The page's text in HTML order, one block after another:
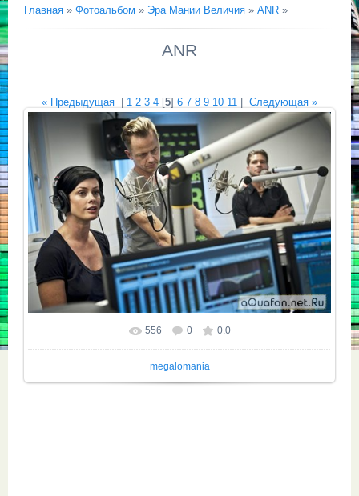
Главная » Фотоальбом » Эра Мании Величия » ANR »
ANR
« Предыдущая 1 2 3 4 [5] 6 7 8 9 10 11 Следующая »
556 0 0.0
megalomania